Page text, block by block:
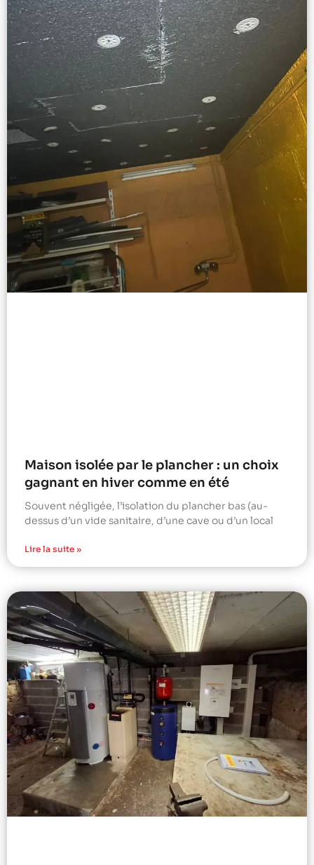
Maison isolée par le plancher : un choix
gagnant en hiver comme en été
Souvent négligée, l’isolation du plancher bas (au-
dessus d’un vide sanitaire, d’une cave ou d’un local
Lire la suite »